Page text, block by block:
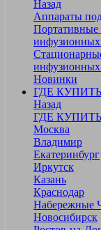
Назад
Аппараты
Портативные
инфузионных
инфузионных
Новинки
ГДЕ КУПИТЬ
Назад
ГДЕ КУПИТЬ
Москва
Владимир
Екатеринбург
Иркутск
Казань
Краснодар
Набережные
Новосибирск